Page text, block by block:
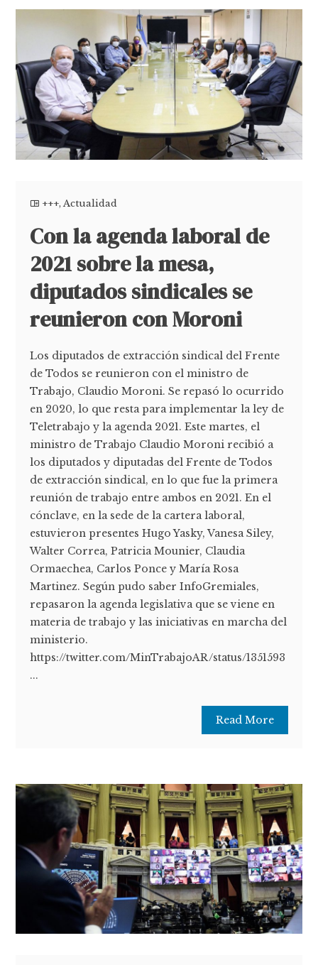
+++,Actualidad
Con la agenda laboral de
2021 sobre la mesa,
diputados sindicales se
reunieron con Moroni
Los diputados de extracción sindical del Frente
de Todos se reunieron con el ministro de
Trabajo, Claudio Moroni. Se repasó lo ocurrido
en 2020, lo que resta para implementar la ley de
Teletrabajo y la agenda 2021. Este martes, el
ministro de Trabajo Claudio Moroni recibió a
los diputados y diputadas del Frente de Todos
de extracción sindical, en lo que fue la primera
reunión de trabajo entre ambos en 2021. En el
cónclave, en la sede de la cartera laboral,
estuvieron presentes Hugo Yasky, Vanesa Siley,
Walter Correa, Patricia Mounier, Claudia
Ormaechea, Carlos Ponce y María Rosa
Martinez. Según pudo saber InfoGremiales,
repasaron la agenda legislativa que se viene en
materia de trabajo y las iniciativas en marcha del
ministerio.
https://twitter.com/MinTrabajoAR/status/1351593
...
Read More